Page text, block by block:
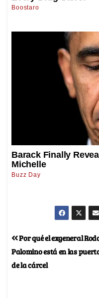
Por qué el exgeneral
Palomino está en las
de la cárcel